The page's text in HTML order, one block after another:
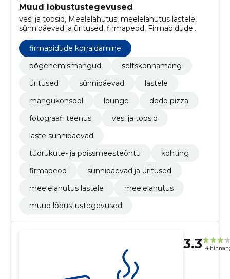
Muud lõbustustegevused
vesi ja topsid, Meelelahutus, meelelahutus lastele,
sünnipäevad ja üritused, firmapeod, Firmapidude
korraldamine, kohting, tüdrukute- ja
poissmeesteõhtu, laste sünnipäevad,
põgenemismängud
firmapidude korraldamine
põgenemismängud
seltskonnamäng
üritused
sünnipäevad
lastele
mängukonsool
lounge
dodo pizza
fotograafi teenus
vesi ja topsid
laste sünnipäevad
tüdrukute- ja poissmeesteõhtu
kohting
firmapeod
sünnipäevad ja üritused
meelelahutus lastele
meelelahutus
muud lõbustustegevused
3.3 4